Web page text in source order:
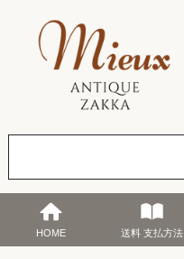
HOME 送料 支払方法